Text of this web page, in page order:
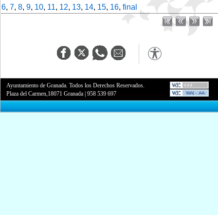
6, 7, 8, 9, 10, 11, 12, 13, 14, 15, 16, final
Ayuntamiento de Granada. Todos los Derechos Reservados.
Plaza del Carmen,18071 Granada |958 539 697